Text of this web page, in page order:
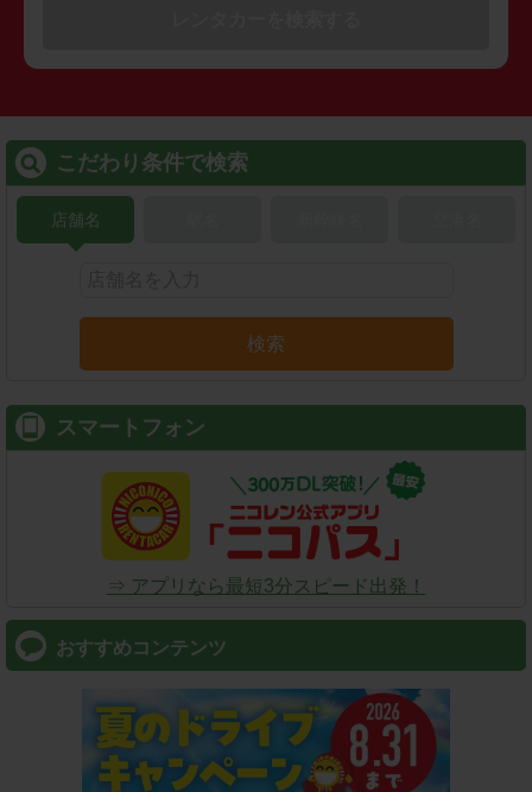
こだわり条件で検索
店舗名
検索
スマートフォン
⇒ アプリなら最短3分スピード出発！
おすすめコンテンツ